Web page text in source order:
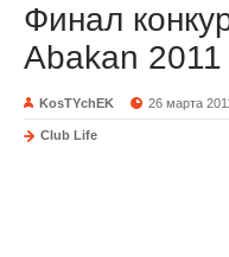
Финал
Abakan 2011
KosTYchEK 26 марта
Club Life